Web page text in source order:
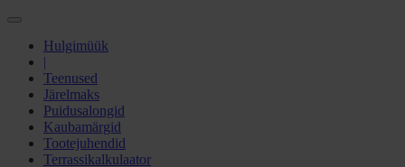
Hulgimüük
|
Teenused
Järelmaks
Puidusalongid
Kaubamärgid
Tootejuhendid
Terrassikalkulaator